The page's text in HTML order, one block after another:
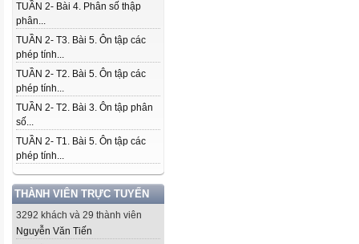
TUẦN 2- Bài 4. Phân số thập
phân...
TUẦN 2- T3. Bài 5. Ôn tập các
phép tính...
TUẦN 2- T2. Bài 5. Ôn tập các
phép tính...
TUẦN 2- T2. Bài 3. Ôn tập phân
số...
TUẦN 2- T1. Bài 5. Ôn tập các
phép tính...
THÀNH VIÊN TRỰC TUYẾN
3292 khách và 29 thành viên
Nguyễn Văn Tiến